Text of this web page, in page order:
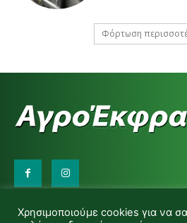
Φόρτωση
d.makas@yahoo.gr
Χρησιμοποιούμε cookies για να